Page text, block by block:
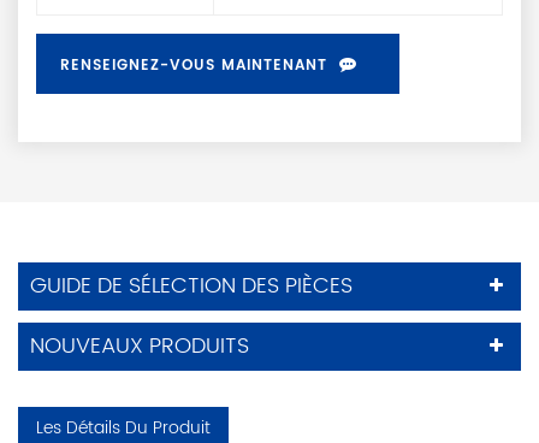
RENSEIGNEZ-VOUS MAINTENANT
GUIDE DE SÉLECTION DES PIÈCES
NOUVEAUX PRODUITS
Les Détails Du Produit